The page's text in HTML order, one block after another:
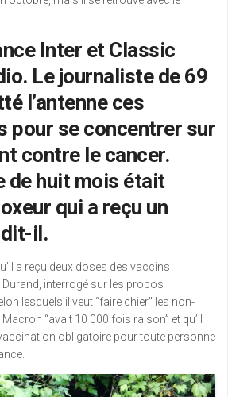
Inter et Classic
Le journaliste de 69
l’antenne ces
pour se concentrer sur
contre le cancer.
de huit mois était
qui a reçu un
dit-il.
a reçu deux doses des vaccins
interrogé sur les propos
lesquels il veut “faire chier” les non-
“avait 10 000 fois raison” et qu’il
obligatoire pour toute personne